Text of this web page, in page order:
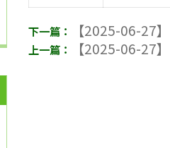
【2025-06-27】
【2025-06-27】